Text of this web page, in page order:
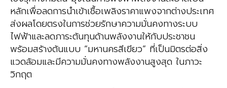
หลักเพื่อลดการนำเข้าเชื้อเพลิงราคาแพงจากต่างประเทศ
ส่งผลโดยตรงในการช่วยรักษาความมั่นคงทางระบบ
ไฟฟ้าและลดภาระต้นทุนด้านพลังงานให้กับประชาชน
พร้อมสร้างต้นแบบ “มหานครสีเขียว” ที่เป็นมิตรต่อสิ่ง
แวดล้อมและมีความมั่นคงทางพลังงานสูงสุด ในภาวะ
วิกฤต